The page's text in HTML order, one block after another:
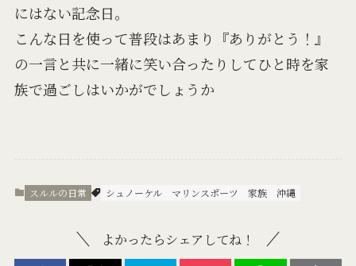
にはない記念日。
こんな日を使って普段はあまり『ありがとう！』
の一言と共に一緒に笑い合ったりしてひと時を家
族で過ごしはいかがでしょうか
スルルの日常 シュノーケル マリンスポーツ 家族 沖縄
よかったらシェアしてね！